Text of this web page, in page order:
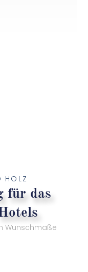
HOLZ
für das
Wunschmaße